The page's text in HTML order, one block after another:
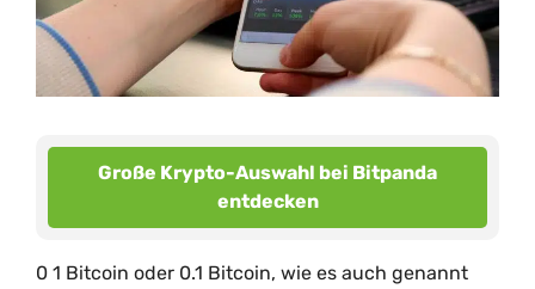
Große Krypto-Auswahl bei Bitpanda
entdecken
0 1 Bitcoin oder 0.1 Bitcoin, wie es auch genannt